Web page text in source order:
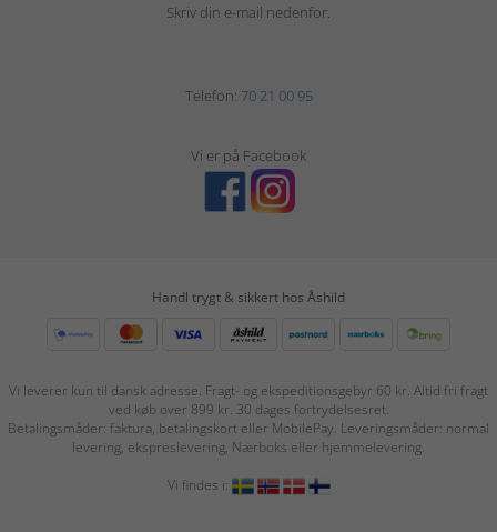
Skriv din e-mail nedenfor.
Telefon: 70 21 00 95
Vi er på Facebook
Handl trygt & sikkert hos Åshild
Vi leverer kun til dansk adresse. Fragt- og ekspeditionsgebyr 60 kr. Altid fri fragt
ved køb over 899 kr. 30 dages fortrydelsesret.
Betalingsmåder: faktura, betalingskort eller MobilePay. Leveringsmåder: normal
levering, ekspreslevering, Nærboks eller hjemmelevering.
Vi findes i: